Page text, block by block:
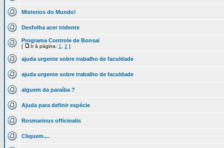
Misterios do Mundo!
Desfolha acer tridente
Programa Controle de Bonsai
[ Ir à página: 1 2 ]
ajuda urgente sobre trabalho de faculdade
ajuda urgente sobre trabalho de faculdade
alguem da paraíba ?
Ajuda para definir espécie
Rosmarinus officinalis
Cliquem....